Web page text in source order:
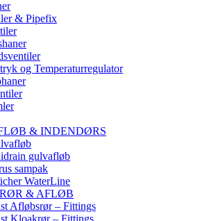
& Pipefix
og Temperaturregulator
& INDENDØRS
gulvafløb
sampak
WaterLine
& AFLØB
Afløbsrør – Fittings
Kloakrør – Fittings